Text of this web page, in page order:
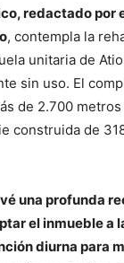
redactado por
, contempla la
unitaria de
sin uso. El
de 2.700
construida de
una profunda
el inmueble a
diurna para